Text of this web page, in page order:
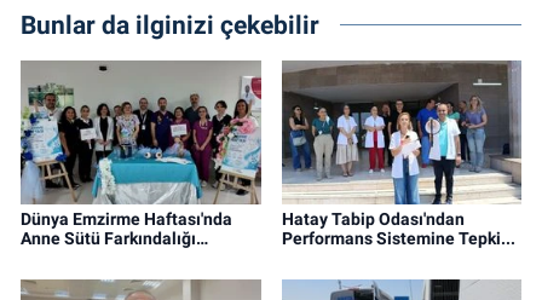
Bunlar da ilginizi çekebilir
Dünya Emzirme Haftası'nda
Anne Sütü Farkındalığı…
Hatay Tabip Odası'ndan
Performans Sistemine Tepki...